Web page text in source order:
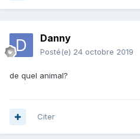
Danny
Posté(e) 24 octobre 2019
de quel animal?
Citer